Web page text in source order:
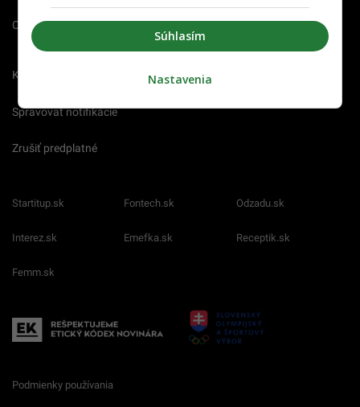
O nás Redakcia
Nahlásiť
Kariéra
Spravovať notifikácie
Zrušiť predplatné
Startitup.sk Fontech.sk Odzadu.sk
Interez.sk Emefka.sk Receptik.sk
Femm.sk
Podmienky používania
Súhlasím
Nastavenia